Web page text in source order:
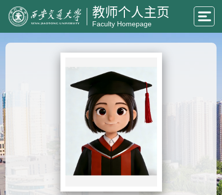
教师个人主页
Faculty Homepage